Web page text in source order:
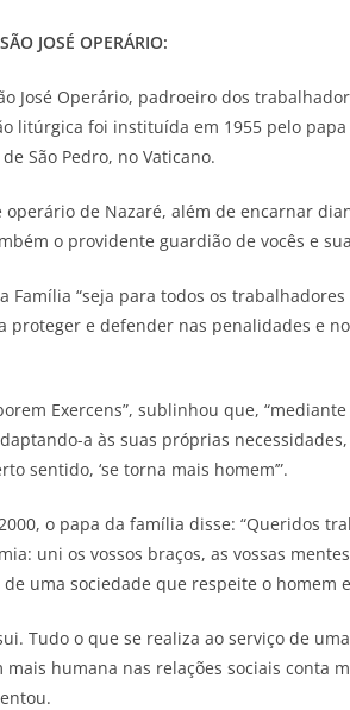
SÃO JOSÉ OPERÁRIO:
José Operário, padroeiro dos
litúrgica foi instituída em 1955 pelo papa
São Pedro, no Vaticano.
de Nazaré, além de encarnar
o providente guardião de vocês e
Família “seja para todos os
e defender nas penalidades e
Exercens”, sublinhou que,
a às suas próprias
sentido, ‘se torna mais homem’”.
o papa da família disse: “Queridos
uni os vossos braços, as vossas
uma sociedade que respeite o homem
Tudo o que se realiza ao serviço de
humana nas relações sociais conta